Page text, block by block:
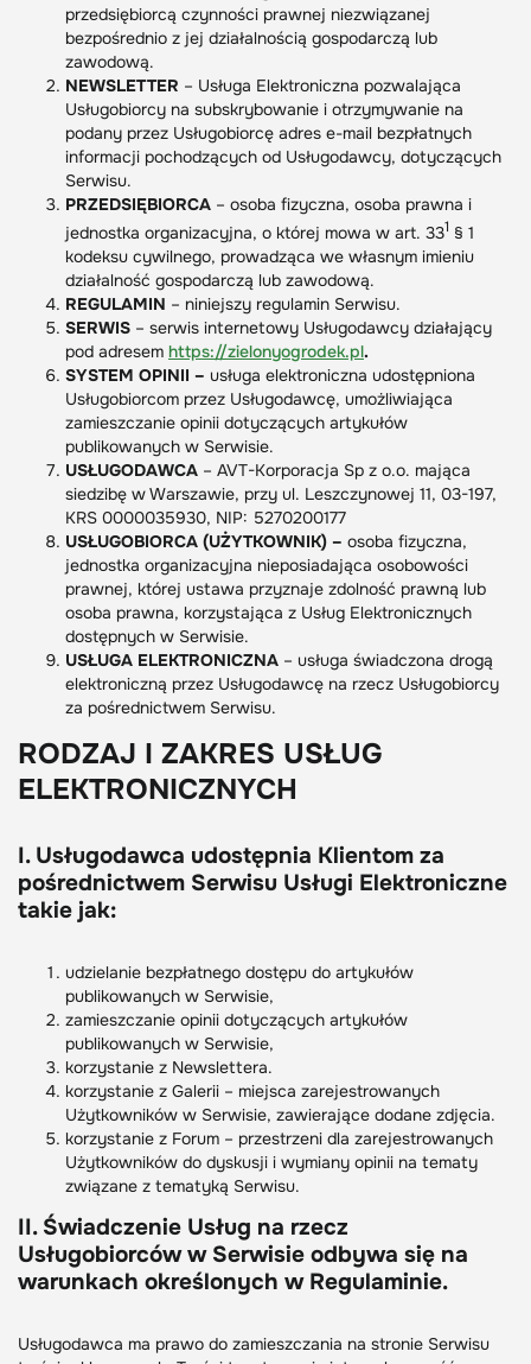
przedsiębiorcą czynności prawnej niezwiązanej
bezpośrednio z jej działalnością gospodarczą lub
zawodową.
NEWSLETTER – Usługa Elektroniczna pozwalająca
Usługobiorcy na subskrybowanie i otrzymywanie na
podany przez Usługobiorcę adres e-mail bezpłatnych
informacji pochodzących od Usługodawcy, dotyczących
Serwisu.
PRZEDSIĘBIORCA – osoba fizyczna, osoba prawna i
jednostka organizacyjna, o której mowa w art. 331 § 1
kodeksu cywilnego, prowadząca we własnym imieniu
działalność gospodarczą lub zawodową.
REGULAMIN – niniejszy regulamin Serwisu.
SERWIS – serwis internetowy Usługodawcy działający
pod adresem https://zielonyogrodek.pl.
SYSTEM OPINII – usługa elektroniczna udostępniona
Usługobiorcom przez Usługodawcę, umożliwiająca
zamieszczanie opinii dotyczących artykułów
publikowanych w Serwisie.
USŁUGODAWCA – AVT-Korporacja Sp z o.o. mająca
siedzibę w Warszawie, przy ul. Leszczynowej 11, 03-197,
KRS 0000035930, NIP: 5270200177
USŁUGOBIORCA (UŻYTKOWNIK) – osoba fizyczna,
jednostka organizacyjna nieposiadająca osobowości
prawnej, której ustawa przyznaje zdolność prawną lub
osoba prawna, korzystająca z Usług Elektronicznych
dostępnych w Serwisie.
USŁUGA ELEKTRONICZNA – usługa świadczona drogą
elektroniczną przez Usługodawcę na rzecz Usługobiorcy
za pośrednictwem Serwisu.
RODZAJ I ZAKRES USŁUG
ELEKTRONICZNYCH
I. Usługodawca udostępnia Klientom za
pośrednictwem Serwisu Usługi Elektroniczne
takie jak:
udzielanie bezpłatnego dostępu do artykułów
publikowanych w Serwisie,
zamieszczanie opinii dotyczących artykułów
publikowanych w Serwisie,
korzystanie z Newslettera.
korzystanie z Galerii – miejsca zarejestrowanych
Użytkowników w Serwisie, zawierające dodane zdjęcia.
korzystanie z Forum – przestrzeni dla zarejestrowanych
Użytkowników do dyskusji i wymiany opinii na tematy
związane z tematyką Serwisu.
II. Świadczenie Usług na rzecz
Usługobiorców w Serwisie odbywa się na
warunkach określonych w Regulaminie.
Usługodawca ma prawo do zamieszczania na stronie Serwisu